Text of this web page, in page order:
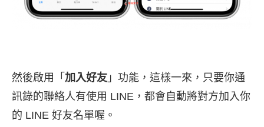
然後啟用「 加入好友 」功能，這樣一來，只要你通
訊錄的聯絡人有使用 LINE，都會自動將對方加入你
的 LINE 好友名單喔。